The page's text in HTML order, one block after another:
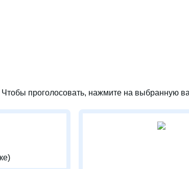
проголосовать, нажмите на выбранную